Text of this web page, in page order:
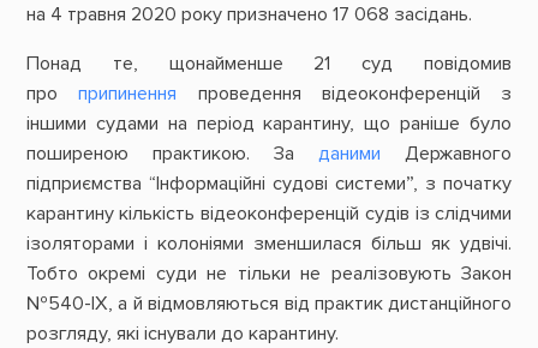
на 4 травня 2020 року призначено 17 068 засідань.
Понад те, щонайменше 21 суд повідомив
проприпинення проведення відеоконференцій з
іншими судами на період карантину, що раніше було
поширеною практикою. Заданими Державного
підприємства “Інформаційні судові системи”, з початку
карантину кількість відеоконференцій судів із слідчими
ізоляторами і колоніями зменшилася більш як удвічі.
Тобто окремі суди не тільки не реалізовують Закон
№540-ІХ, а й відмовляються від практик дистанційного
розгляду, які існували до карантину.